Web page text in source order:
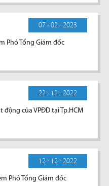
07 - 02 - 2023
Phó Tổng Giám đốc
22 - 12 - 2022
động của VPĐD tại Tp.HCM
12 - 12 - 2022
Phó Tổng Giám đốc